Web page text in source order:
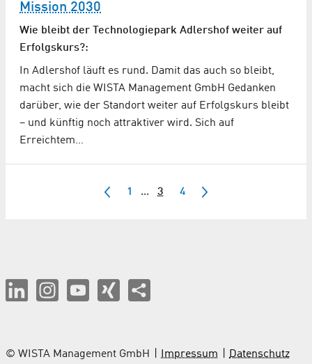
Mission 2030
Wie bleibt der Technologiepark Adlershof weiter auf
Erfolgskurs?:
In Adlershof läuft es rund. Damit das auch so bleibt,
macht sich die WISTA Management GmbH Gedanken
darüber, wie der Standort weiter auf Erfolgskurs bleibt
– und künftig noch attraktiver wird. Sich auf
Erreichtem…
1 ... 3 4
© WISTA Management GmbH Impressum Datenschutz